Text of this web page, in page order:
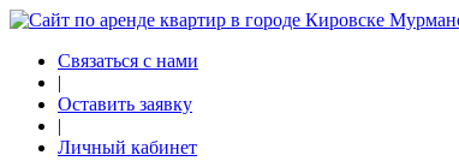
Связаться с нами
|
Оставить заявку
|
Личный кабинет